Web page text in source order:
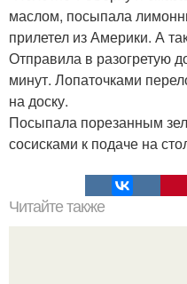
маслом, посыпала
прилетел из Америки. А
Отправила в разогретую
минут. Лопаточками
на доску.
Посыпала порезанным
сосисками к подаче на
Читайте также